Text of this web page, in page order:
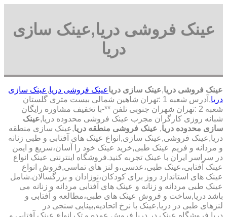
عینک فروشی دریا,عینک سازی
دریا
عینک فروشی دریا,عینک سازی دریاعینک فروشی دریا,عینک سازی
دریا
,آدرس شعبه 1 :تهران شاهین شمالی بیست متری گلستان
شعبه 2 :تهران شهران جنوبی تلفن **-با تخفیف مشاوره رایگان
شبانه روزی کارگران مجرب عینک فروشی محدوده دریا,عینک
سازی محدوده دریا, عینک فروشی منطقه دریا,عینک سازی منطقه
دریا,عینک فروشی,عینک سازی,انواع عینک های آفتابی و طبی زنانه
و مردانه و فریم عینک طبی,خرید عینک خود را آسان،سریع و ایمن
در سراسر ایران با عینک تجربه کنید.فروشگاه اینترنتی عینک انواع
عینک آفتابی،عینک طبی،عدسی،و لنز های تماسی,فروش انواع
عینک های استاندارد روز برای کودکان،نوزادان و بزرگسالان.شامل
عینک طبی مردانه و زنانه و عینک های آفتابی مردانه و زنانه می
باشد دریا,ساخت و فروش عینک های طبی،مطالعه و آفتابی و
لنزهای طبی در دریا,عینک با نرخ اتحادیه,بینایی سنجی در
دریا,فروشگاه عینک در دریا,فروش عمده و تک انواع عینک آفتابی و